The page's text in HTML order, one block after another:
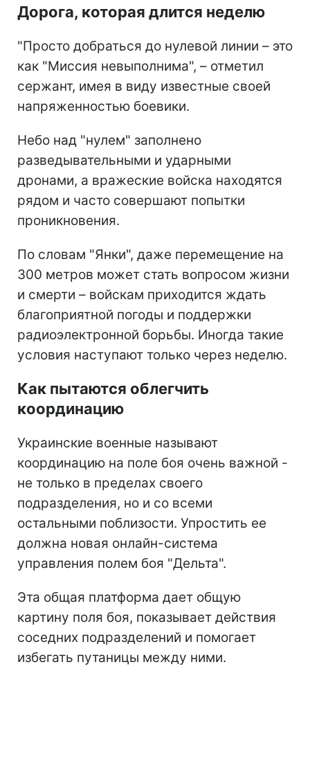
Дорога, которая длится неделю
"Просто добраться до нулевой линии – это
как "Миссия невыполнима", – отметил
сержант, имея в виду известные своей
напряженностью боевики.
Небо над "нулем" заполнено
разведывательными и ударными
дронами, а вражеские войска находятся
рядом и часто совершают попытки
проникновения.
По словам "Янки", даже перемещение на
300 метров может стать вопросом жизни
и смерти – войскам приходится ждать
благоприятной погоды и поддержки
радиоэлектронной борьбы. Иногда такие
условия наступают только через неделю.
Как пытаются облегчить
координацию
Украинские военные называют
координацию на поле боя очень важной -
не только в пределах своего
подразделения, но и со всеми
остальными поблизости. Упростить ее
должна новая онлайн-система
управления полем боя "Дельта".
Эта общая платформа дает общую
картину поля боя, показывает действия
соседних подразделений и помогает
избегать путаницы между ними.